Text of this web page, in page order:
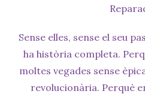
Sense elles, sense el seu
ha història completa.
moltes vegades sense
revolucionària. Perquè